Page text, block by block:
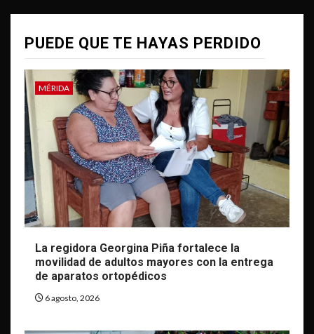
PUEDE QUE TE HAYAS PERDIDO
MÉRIDA
La regidora Georgina Piña fortalece la
movilidad de adultos mayores con la entrega
de aparatos ortopédicos
6 agosto, 2026